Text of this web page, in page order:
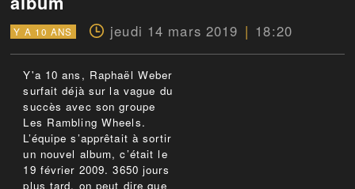
Y A 10 ANS jeudi 14 mars 2019 18:20
Y'a 10 ans, Raphaël Weber
surfait déjà sur la vague du
succès avec son groupe
Les Rambling Wheels.
L’équipe s’apprêtait à sortir
un nouvel album, c’était le
19 février 2009. 3650 jours
plus tard, on peut dire que